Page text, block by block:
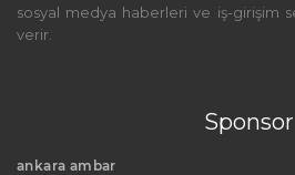
sosyal medya haberleri ve iş-girişim
verir.
Sponsor
ankara ambar